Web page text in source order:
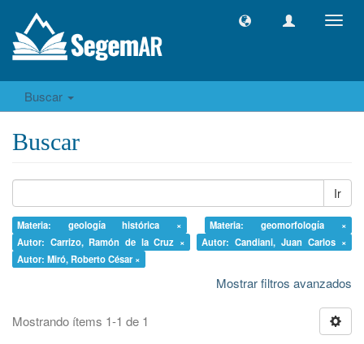
Buscar
Buscar
Ir
Materia: geología histórica ×
Materia: geomorfología ×
Autor: Carrizo, Ramón de la Cruz ×
Autor: Candiani, Juan Carlos ×
Autor: Miró, Roberto César ×
Mostrar filtros avanzados
Mostrando ítems 1-1 de 1